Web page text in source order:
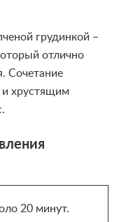
грудинкой –
отлично
Сочетание
и хрустящим
20 минут.